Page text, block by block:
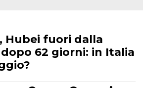
Hubei fuori dalla
62 giorni: in Italia